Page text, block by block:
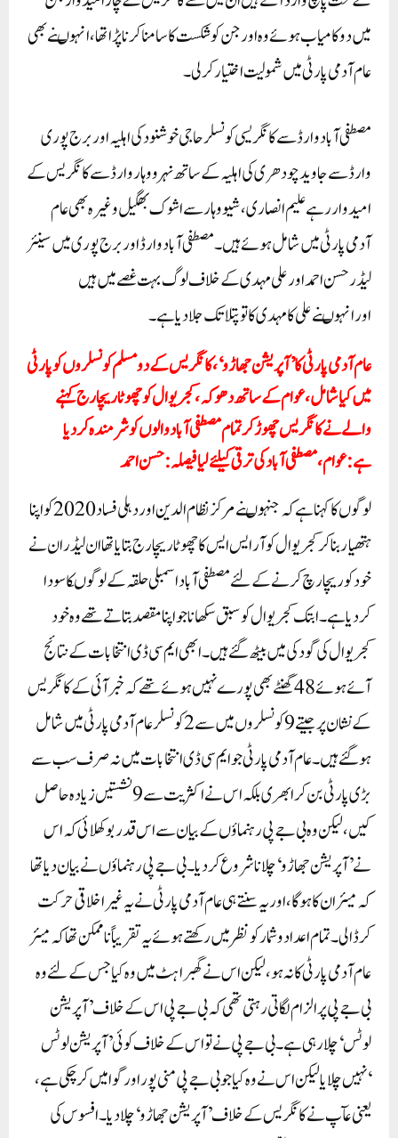
میں دوکامیاب ہوئے وہ اورجن کو شکست کا سامنا کرنا پڑا تھا، انہوںنے بھی
عام آدمی پارٹی میں شمولیت اختیار کرلی۔
مصطفی آباد وارڈ سے کانگریسی کونسلر حاجی خوشنود کی اہلیہ اور برج پوری
وارڈ سے جاوید چودھری کی اہلیہ کے ساتھ نہرووہار وارڈ سے کانگریس کے
امیدوار رہے علیم انصاری ،شیووہار سے اشوک بھگیل وغیرہ بھی عام
آدمی پارٹی میں شامل ہوئے ہیں ۔مصطفی آباد وارڈ ا وربرج پوری میں سینئر
لیڈر حسن احمد اور علی مہدی کے خلاف لوگ بہت غصے میں ہیں
اورانہوںنے علی کا مہدی کا تو پتلا تک جلا دیا ہے ۔
عام آدمی پارٹی کا ’آپریشن جھاڑو‘، کانگریس کے دو مسلم کونسلروں کو پارٹی
میں کیا شامل، عوام کے ساتھ دھوکہ،کجریوال کوچھوٹا ریچارج کہنے
والے نے کانگریس چھوڑ کر تمام مصطفی آباد والوں کو شرمندہ کردیا
ہے:عوام،مصطفی آباد کی ترقی کیلئے لیا فیصلہ:حسن احمد
لوگوں کا کہنا ہے کہ جنہوںنے مرکز نظام الدین اور دہلی فساد 2020کو اپنا
ہتھیار بناکر کجریوال کو آر ایس ایس کا چھوٹا ریچارج بتایا تھا ان لیڈران نے
خود کوریچارچ کرنے کےلئے مصطفی آباد اسمبلی حلقہ کے لوگوںکا سودا
کردیا ہے۔ ابتک کجریوال کو سبق سکھانا جو اپنا مقصد بتاتے تھے وہ خود
کجریوال کی گود کی میں بیٹھ گئے ہیں۔ ابھی ایم سی ڈی انتخابات کے نتائج
آئے ہوئے 48 گھنٹے بھی پورے نہیں ہوئے تھے کہ خبر آئی کے کانگریس
کے نشان پر جیتے 9 کونسلروں میں سے 2 کونسلر عام آدمی پارٹی میں شامل
ہو گئے ہیں۔ عام آدمی پارٹی جو ایم سی ڈی انتخابات میں نہ صرف سب سے
بڑی پارٹی بن کر ابھری بلکہ اس نے اکثریت سے 9 نشستیں زیادہ حاصل
کیں، لیکن وہ بی جے پی رہنماؤں کے بیان سے اس قدر بوکھلائی کہ اس
نے ’آپریشن جھاڑو‘ چلانا شروع کر دیا۔ بی جے پی رہنماؤں نے بیان دیا تھا
کہ میئر ان کا ہوگا، اور یہ سنتے ہی عام آدمی پارٹی نے یہ غیر اخلاقی حرکت
کر ڈالی۔تمام اعداد و شمار کو نظر میں رکھتے ہوئے یہ تقریباً ناممکن تھا کہ میئر
عام آدمی پارٹی کا نہ ہو، لیکن اس نے گھبراہٹ میں وہ کیا جس کے لئے وہ
بی جے پی پر الزام لگاتی رہتی تھی کہ بی جے پی اس کے خلاف ’آپریشن
لوٹس‘ چلا رہی ہے۔ بی جے پی نے تو اس کے خلاف کوئی ’آپریشن لوٹس
‘نہیں چلایا لیکن اس نے وہ کیا جو بی جے پی منی پور اور گوا میں کر چکی ہے،
یعنی عآپ نے کانگریس کے خلاف ’آپریشن جھاڑو‘ چلا دیا۔افسوس کی